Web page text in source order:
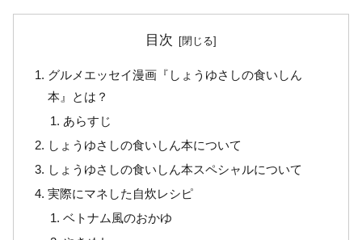
目次
グルメエッセイ漫画『しょうゆさしの食いしん
本』とは？
あらすじ
しょうゆさしの食いしん本について
しょうゆさしの食いしん本スペシャルについて
実際にマネした自炊レシピ
ベトナム風のおかゆ